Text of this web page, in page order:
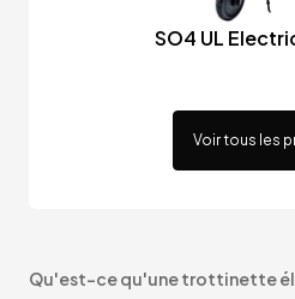
SO4 UL
Voir tous les
Qu'est-ce qu'une trottinette